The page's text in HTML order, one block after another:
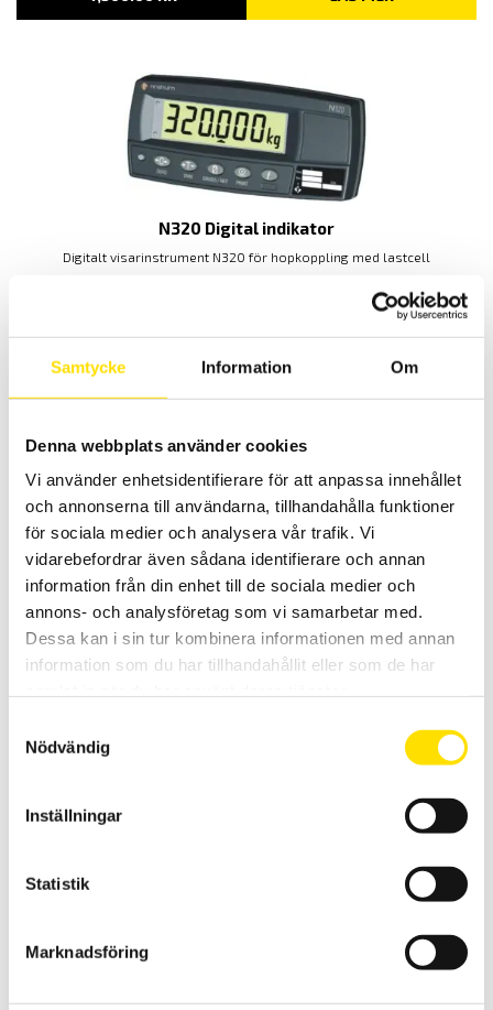
Samtycke Information Om
Denna webbplats använder cookies
Vi använder enhetsidentifierare för att anpassa innehållet
och annonserna till användarna, tillhandahålla funktioner
för sociala medier och analysera vår trafik. Vi
vidarebefordrar även sådana identifierare och annan
information från din enhet till de sociala medier och
annons- och analysföretag som vi samarbetar med.
Dessa kan i sin tur kombinera informationen med annan
information som du har tillhandahållit eller som de har
Nödvändig
Inställningar
Statistik
Marknadsföring
N320 Digital indikator
Digitalt visarinstrument N320 för hopkoppling med lastcell
LÄS MER
DBBSM S-lastcell med maxkapaciteter från 5 kN – 50
S-lastcell från APPLIED MEASUREMENTS med kapaciteter [0-5 kN ...
PT LCBB 5kg…500kg böjbalk